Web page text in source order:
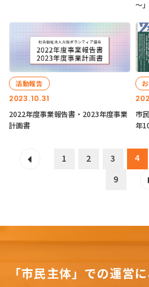
～」
2023.10.31
活動報告
2022年度事業報告書・2023年度事業
計画書
市
年
1 2 3 4
9
「市民主体」での運営